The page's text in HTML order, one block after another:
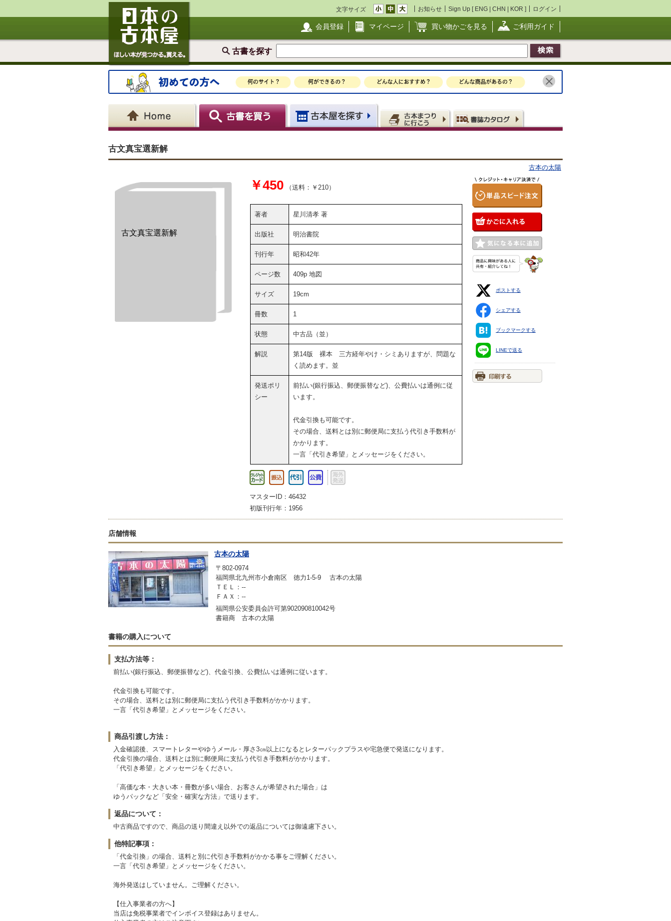
文字サイズ お知らせ Sign Up [ ENG | CHN | KOR ] ログイン
会員登録 マイページ 買い物かごを見る ご利用ガイド
古書を探す
古文真宝選新解
古本の太陽
古文真宝選新解
￥450 （送料：￥210）
著者 星川清孝 著
出版社 明治書院
刊行年 昭和42年
ページ数 409p 地図
サイズ 19cm
冊数 1
状態 中古品（並）
解説
第14版 裸本 三方経年やけ・シミありますが、問題な
く読めます。並
発送ポリ
シー
前払い(銀行振込、郵便振替など)、公費払いは通例に従
います。
代金引換も可能です。
その場合、送料とは別に郵便局に支払う代引き手数料が
かかります。
一言「代引き希望」とメッセージをください。
マスターID：46432
初版刊行年：1956
ポストする
シェアする
ブックマークする
LINEで送る
店舗情報
古本の太陽
〒802-0974
福岡県北九州市小倉南区 徳力1-5-9 古本の太陽
ＴＥＬ：--
ＦＡＸ：--
福岡県公安委員会許可第902090810042号
書籍商 古本の太陽
書籍の購入について
支払方法等：
前払い(銀行振込、郵便振替など)、代金引換、公費払いは通例に従います。
代金引換も可能です。
その場合、送料とは別に郵便局に支払う代引き手数料がかかります。
一言「代引き希望」とメッセージをください。
商品引渡し方法：
入金確認後、スマートレターやゆうメール・厚さ3㎝以上になるとレターパックプラスや宅急便で発送になります。
代金引換の場合、送料とは別に郵便局に支払う代引き手数料がかかります。
「代引き希望」とメッセージをください。
「高価な本・大きい本・冊数が多い場合、お客さんが希望された場合」は
ゆうパックなど「安全・確実な方法」で送ります。
返品について：
中古商品ですので、商品の送り間違え以外での返品については御遠慮下さい。
他特記事項：
「代金引換」の場合、送料と別に代引き手数料がかかる事をご理解ください。
一言「代引き希望」とメッセージをください。
海外発送はしていません。ご理解ください。
【仕入事業者の方へ】
当店は免税事業者でインボイス登録はありません。